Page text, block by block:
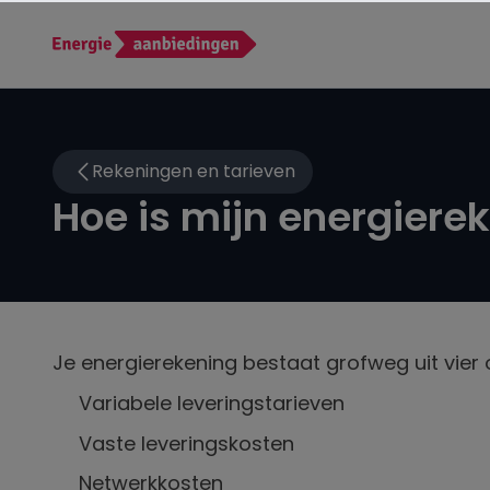
Rekeningen en tarieven
Hoe is mijn
Je energierekening bestaat grofweg uit vier
Variabele leveringstarieven
Vaste leveringskosten
Netwerkkosten